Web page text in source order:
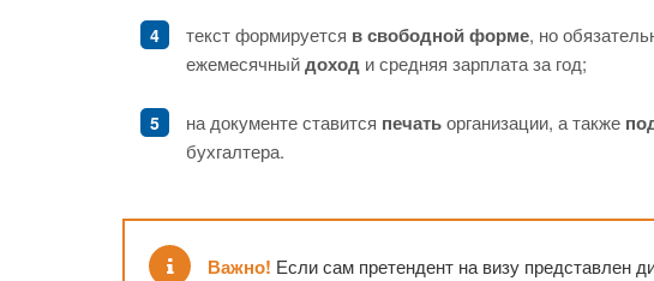
текст формируется в свободной форме, но
ежемесячныйдоход и средняя зарплата за год;
на документе ставится печатьорганизации, а также
бухгалтера.
Важно! Если сам претендент на визу представлен